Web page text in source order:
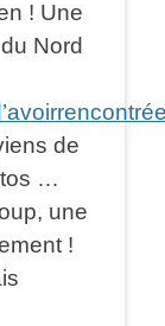
! Une
Nord
de
…
une
!